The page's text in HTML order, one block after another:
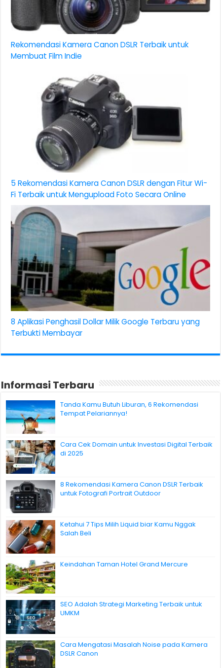
Rekomendasi Kamera Canon DSLR Terbaik untuk
Membuat Film Indie
5 Rekomendasi Kamera Canon DSLR dengan Fitur Wi-
Fi Terbaik untuk Mengupload Foto Secara Online
8 Aplikasi Penghasil Dollar Milik Google Terbaru yang
Terbukti Membayar
Informasi Terbaru
Tanda Kamu Butuh Liburan, 6 Rekomendasi
Tempat Pelariannya!
Cara Cek Domain untuk Investasi Digital Terbaik
di 2025
8 Rekomendasi Kamera Canon DSLR Terbaik
untuk Fotografi Portrait Outdoor
Ketahui 7 Tips Milih Liquid biar Kamu Nggak
Salah Beli
Keindahan Taman Hotel Grand Mercure
SEO Adalah Strategi Marketing Terbaik untuk
UMKM
Cara Mengatasi Masalah Noise pada Kamera
DSLR Canon